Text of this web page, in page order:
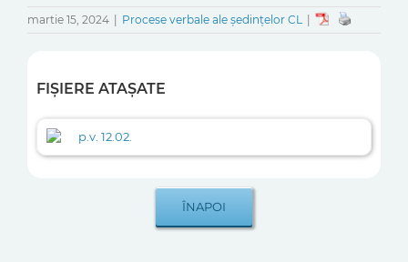
martie 15, 2024 Procese verbale ale ședințelor CL
FIȘIERE ATAȘATE
p.v. 12.02.